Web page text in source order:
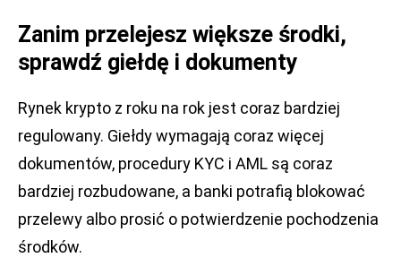
Zanim przelejesz większe środki,
sprawdź giełdę i dokumenty
Rynek krypto z roku na rok jest coraz bardziej
regulowany. Giełdy wymagają coraz więcej
dokumentów, procedury KYC i AML są coraz
bardziej rozbudowane, a banki potrafią blokować
przelewy albo prosić o potwierdzenie pochodzenia
środków.